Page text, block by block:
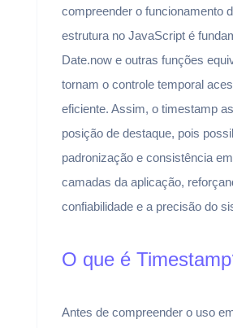
compreender o funcionamento
estrutura no JavaScript é
Date.now e outras funções
tornam o controle temporal
eficiente. Assim, o timestamp
posição de destaque, pois
padronização e consistência
camadas da aplicação,
confiabilidade e a precisão do
O que é
Antes de compreender o uso